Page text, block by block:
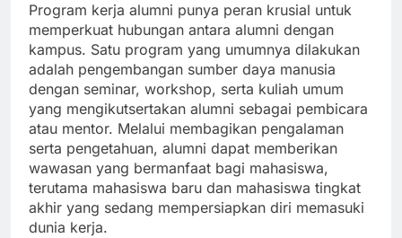
Program kerja alumni punya peran krusial untuk
memperkuat hubungan antara alumni dengan
kampus. Satu program yang umumnya dilakukan
adalah pengembangan sumber daya manusia
dengan seminar, workshop, serta kuliah umum
yang mengikutsertakan alumni sebagai pembicara
atau mentor. Melalui membagikan pengalaman
serta pengetahuan, alumni dapat memberikan
wawasan yang bermanfaat bagi mahasiswa,
terutama mahasiswa baru dan mahasiswa tingkat
akhir yang sedang mempersiapkan diri memasuki
dunia kerja.